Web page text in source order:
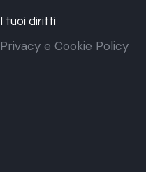
I tuoi diritti
Privacy e Cookie Policy